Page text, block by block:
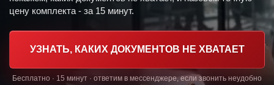
цену комплекта - за 15 минут.
УЗНАТЬ, КАКИХ ДОКУМЕНТОВ НЕ ХВАТАЕТ
Бесплатно · 15 минут · ответим в мессенджере, если звонить неудобно